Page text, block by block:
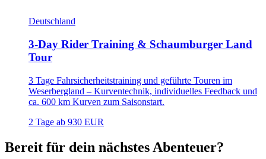
Deutschland
3-Day Rider Training & Schaumburger Land
Tour
3 Tage Fahrsicherheitstraining und geführte Touren im
Weserbergland – Kurventechnik, individuelles Feedback und
ca. 600 km Kurven zum Saisonstart.
2 Tage ab 930 EUR
Bereit für dein nächstes Abenteuer?